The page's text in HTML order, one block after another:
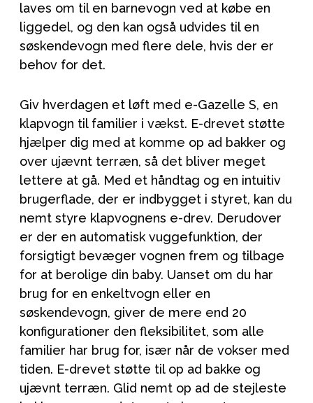
laves om til en barnevogn ved at købe en
liggedel, og den kan også udvides til en
søskendevogn med flere dele, hvis der er
behov for det.
Giv hverdagen et løft med e-Gazelle S, en
klapvogn til familier i vækst. E-drevet støtte
hjælper dig med at komme op ad bakker og
over ujævnt terræn, så det bliver meget
lettere at gå. Med et håndtag og en intuitiv
brugerflade, der er indbygget i styret, kan du
nemt styre klapvognens e-drev. Derudover
er der en automatisk vuggefunktion, der
forsigtigt bevæger vognen frem og tilbage
for at berolige din baby. Uanset om du har
brug for en enkeltvogn eller en
søskendevogn, giver de mere end 20
konfigurationer den fleksibilitet, som alle
familier har brug for, især når de vokser med
tiden. E-drevet støtte til op ad bakke og
ujævnt terræn. Glid nemt op ad de stejleste